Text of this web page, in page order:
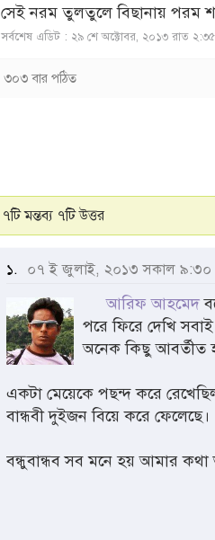
সেই নরম তুলতুলে বিছানায় পরম
সর্বশেষ এডিট : ২৯ শে অক্টোবর, ২০১৩ রাত ২:৩৫
৩০৩ বার পঠিত
৭টি মন্তব্য ৭টি উত্তর
১. ০৭ ই জুলাই, ২০১৩ সকাল ৯:৩০
আরিফ আহমেদ
পরে ফিরে দেখি
অনেক কিছু আবর্তীত
একটা মেয়েকে পছন্দ করে
বান্ধবী দুইজন বিয়ে করে ফেলেছে।
বন্ধুবান্ধব সব মনে হয় আমার কথা